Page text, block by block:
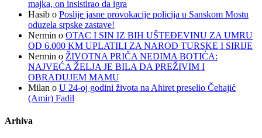
majka, on insistirao da igra
Hasib o Poslije jasne provokacije policija u Sanskom Mostu
oduzela srpske zastave!
Nermin o OTAC I SIN IZ BIH UŠTEĐEVINU ZA UMRU
OD 6.000 KM UPLATILI ZA NAROD TURSKE I SIRIJE
Nermin o ŽIVOTNA PRIČA NEDIMA BOTIĆA:
NAJVEĆA ŽELJA JE BILA DA PREŽIVIM I
OBRADUJEM MAMU
Milan o U 24-oj godini života na Ahiret preselio Čehajić
(Amir) Fadil
Arhiva